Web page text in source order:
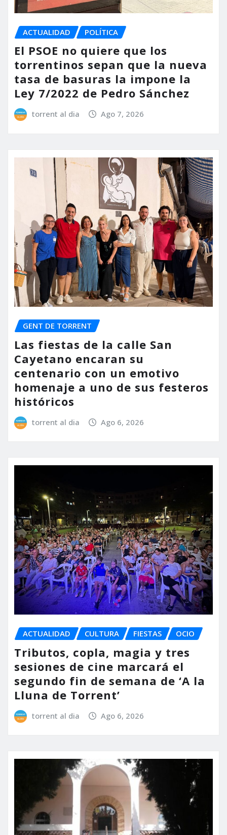
ACTUALIDAD POLÍTICA
El PSOE no quiere que los
torrentinos sepan que la nueva
tasa de basuras la impone la
Ley 7/2022 de Pedro Sánchez
torrent al dia Ago 7, 2026
GENT DE TORRENT
Las fiestas de la calle San
Cayetano encaran su
centenario con un emotivo
homenaje a uno de sus festeros
históricos
torrent al dia Ago 6, 2026
ACTUALIDAD CULTURA FIESTAS OCIO
Tributos, copla, magia y tres
sesiones de cine marcará el
segundo fin de semana de ‘A la
Lluna de Torrent’
torrent al dia Ago 6, 2026